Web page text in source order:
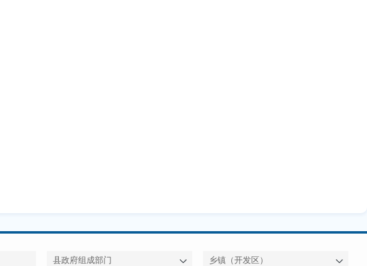
县政府组成部门 乡镇（开发区）